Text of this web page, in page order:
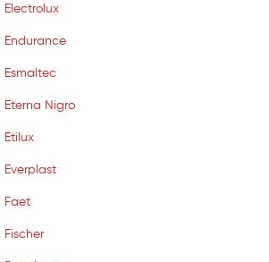
Electrolux
Endurance
Esmaltec
Eterna Nigro
Etilux
Everplast
Faet
Fischer